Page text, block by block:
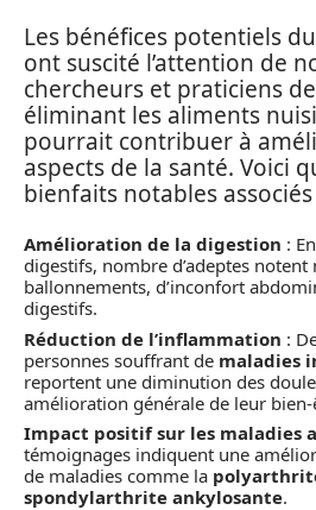
Les bénéfices potentiels
ont suscité l’attention de
chercheurs et praticiens
éliminant les aliments
pourrait contribuer à
aspects de la santé. Voici
bienfaits notables
Amélioration de la digestion :
digestifs, nombre d’adeptes notent
ballonnements, d’inconfort
digestifs.
Réduction de l’inflammation :
personnes souffrant de maladies
reportent une diminution des
amélioration générale de leur bien-
Impact positif sur les maladies
témoignages indiquent une
de maladies comme la
spondylarthrite ankylosante.